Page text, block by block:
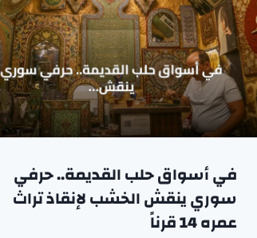
في أسواق حلب القديمة.. حرفي
سوري ينقش الخشب لإنقاذ تراث
عمره 14 قرناً